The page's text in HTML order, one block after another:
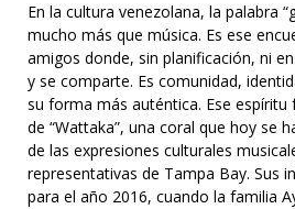
En la cultura venezolana, la palabra
mucho más que música. Es ese
amigos donde, sin planificación, ni
y se comparte. Es comunidad,
su forma más auténtica. Ese espíritu
de “Wattaka”, una coral que hoy se
de las expresiones culturales
representativas de Tampa Bay. Sus
para el año 2016, cuando la familia